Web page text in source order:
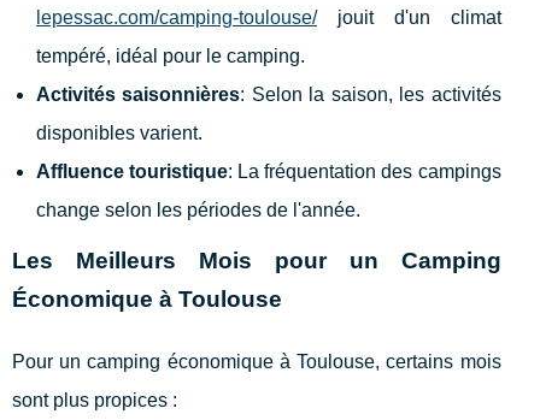
lepessac.com/camping-toulouse/jouit d'un climat
tempéré, idéal pour le camping.
Activités saisonnières: Selon la saison, les activités
disponibles varient.
Affluence touristique: La fréquentation des campings
change selon les périodes de l'année.
Les Meilleurs Mois pour un Camping
Économique à Toulouse
Pour un camping économique à Toulouse, certains mois
sont plus propices :